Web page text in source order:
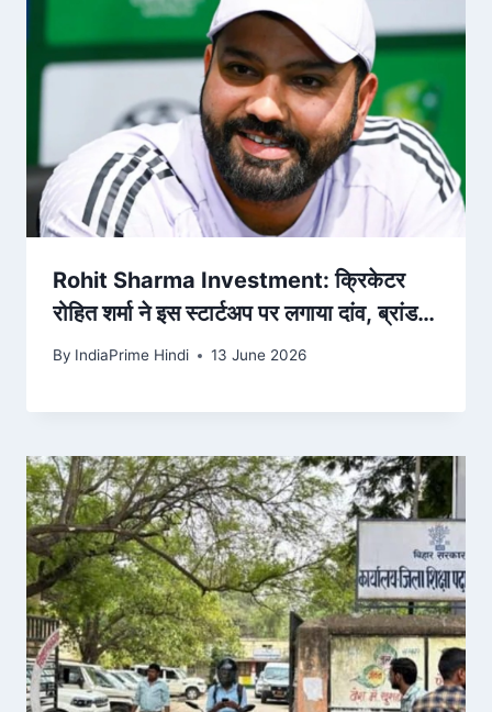
Rohit Sharma Investment: क्रिकेटर
रोहित शर्मा ने इस स्टार्टअप पर लगाया दांव, ब्रांड
एंबेसडर से बने निवेशक – AajTak
By IndiaPrime Hindi 13 June 2026